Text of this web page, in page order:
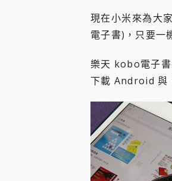
現在小米來為大
電子書)，只要一
樂天 kobo電子
下載 Android 與